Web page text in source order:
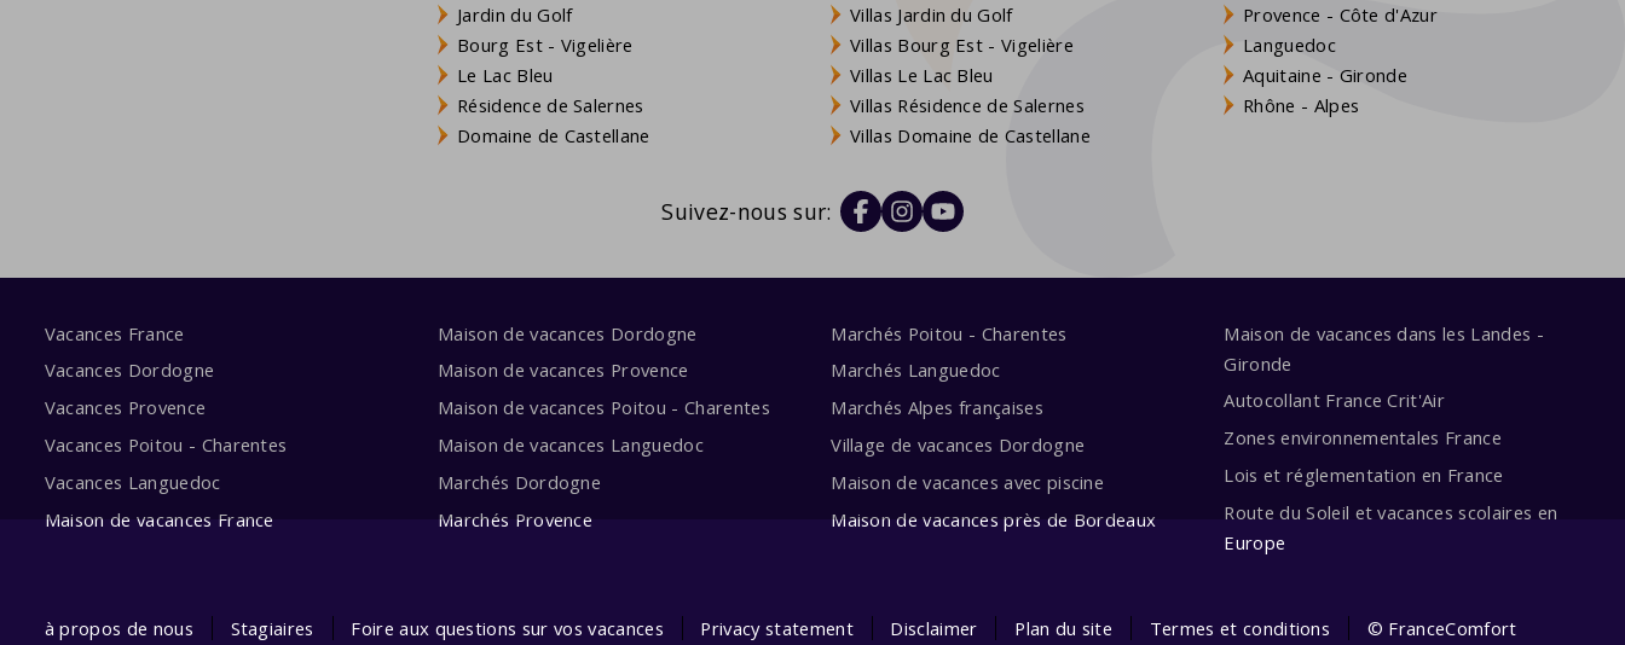
Jardin du Golf
Bourg Est - Vigelière
Le Lac Bleu
Résidence de Salernes
Domaine de Castellane
Villas Jardin du Golf
Villas Bourg Est - Vigelière
Villas Le Lac Bleu
Villas Résidence de Salernes
Villas Domaine de Castellane
Provence - Côte d'Azur
Languedoc
Aquitaine - Gironde
Rhône - Alpes
Suivez-nous sur:
Vacances France
Vacances Dordogne
Vacances Provence
Vacances Poitou - Charentes
Vacances Languedoc
Maison de vacances France
Maison de vacances Dordogne
Maison de vacances Provence
Maison de vacances Poitou - Charentes
Maison de vacances Languedoc
Marchés Dordogne
Marchés Provence
Marchés Poitou - Charentes
Marchés Languedoc
Marchés Alpes françaises
Village de vacances Dordogne
Maison de vacances avec piscine
Maison de vacances près de Bordeaux
Maison de vacances dans les Landes -
Gironde
Autocollant France Crit'Air
Zones environnementales France
Lois et réglementation en France
Route du Soleil et vacances scolaires en
Europe
à propos de nous Stagiaires Foire aux questions sur vos vacances Privacy statement Disclaimer Plan du site Termes et conditions © FranceComfort